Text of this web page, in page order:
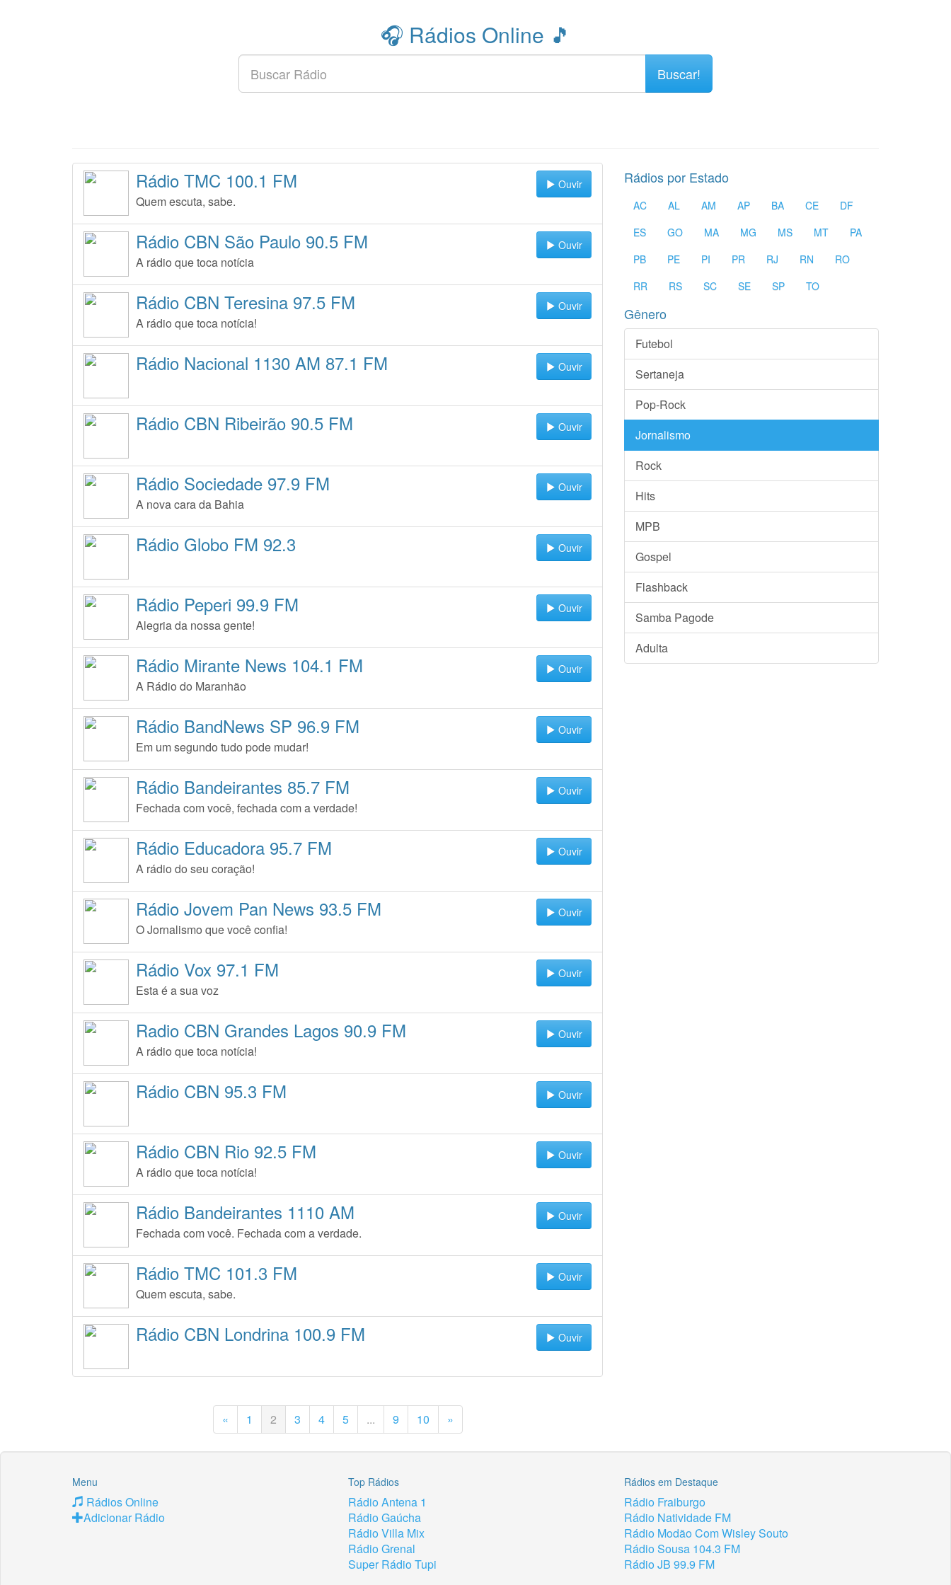
🎧 Rádios Online 🎵
Buscar!
Ouvir
Rádio TMC 100.1 FM
Quem escuta, sabe.
Ouvir
Rádio CBN São Paulo 90.5 FM
A rádio que toca notícia
Ouvir
Rádio CBN Teresina 97.5 FM
A rádio que toca notícia!
Ouvir
Rádio Nacional 1130 AM 87.1 FM
Ouvir
Rádio CBN Ribeirão 90.5 FM
Ouvir
Rádio Sociedade 97.9 FM
A nova cara da Bahia
Ouvir
Rádio Globo FM 92.3
Ouvir
Rádio Peperi 99.9 FM
Alegria da nossa gente!
Ouvir
Rádio Mirante News 104.1 FM
A Rádio do Maranhão
Ouvir
Rádio BandNews SP 96.9 FM
Em um segundo tudo pode mudar!
Ouvir
Rádio Bandeirantes 85.7 FM
Fechada com você, fechada com a verdade!
Ouvir
Rádio Educadora 95.7 FM
A rádio do seu coração!
Ouvir
Rádio Jovem Pan News 93.5 FM
O Jornalismo que você confia!
Ouvir
Rádio Vox 97.1 FM
Esta é a sua voz
Ouvir
Radio CBN Grandes Lagos 90.9 FM
A rádio que toca notícia!
Ouvir
Rádio CBN 95.3 FM
Ouvir
Rádio CBN Rio 92.5 FM
A rádio que toca notícia!
Ouvir
Rádio Bandeirantes 1110 AM
Fechada com você. Fechada com a verdade.
Ouvir
Rádio TMC 101.3 FM
Quem escuta, sabe.
Ouvir
Rádio CBN Londrina 100.9 FM
« 1 2 3 4 5 ... 9 10 »
Rádios por Estado
AC AL AM AP BA CE
DF
ES
GO MA MG MS MT
PA
PB
PE PI PR RJ RN
RO
RR
RS SC SE SP TO
Gênero
Futebol
Sertaneja
Pop-Rock
Jornalismo
Rock
Hits
MPB
Gospel
Flashback
Samba Pagode
Adulta
Menu
Rádios Online
Adicionar Rádio
Top Rádios
Rádio Antena 1
Rádio Gaúcha
Rádio Villa Mix
Rádio Grenal
Super Rádio Tupi
Rádios em Destaque
Rádio Fraiburgo
Rádio Natividade FM
Rádio Modão Com Wisley Souto
Rádio Sousa 104.3 FM
Rádio JB 99.9 FM